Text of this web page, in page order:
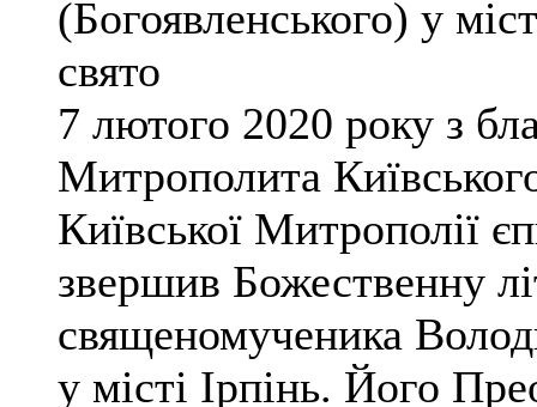
(Богоявленського) у
свято
7 лютого 2020 року з
Митрополита
Київської Митрополії
звершив Божественну
священомученика
у місті Ірпінь. Його